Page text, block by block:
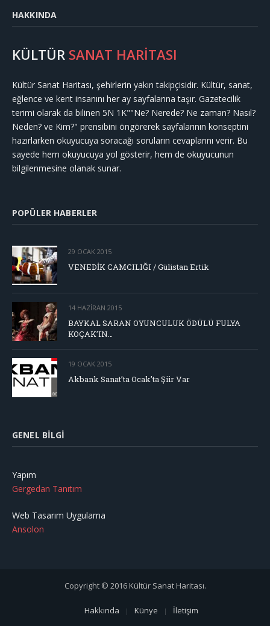
HAKKINDA
KÜLTÜR SANAT HARİTASI
Kültür Sanat Haritası, şehirlerin yakın takipçisidir. Kültür, sanat,
eğlence ve kent insanını her ay sayfalarına taşır. Gazetecilik
terimi olarak da bilinen 5N 1K""Ne? Nerede? Ne zaman? Nasıl?
Neden? ve Kim?" prensibini öngörerek sayfalarının konseptini
hazırlarken okuyucuya soracağı soruların cevaplarını verir. Bu
sayede hem okuyucuya yol gösterir, hem de okuyucunun
bilgilenmesine olanak sunar.
POPÜLER HABERLER
29 OCAK 2015
VENEDİK CAMCILIĞI / Gülistan Ertik
14 HAZIRAN 2015
BAYKAL SARAN OYUNCULUK ÖDÜLÜ FULYA
KOÇAK’IN…
19 OCAK 2015
Akbank Sanat’ta Ocak’ta Şiir Var
GENEL BILGI
Yapım
Gergedan Tanıtım
Web Tasarım Uygulama
Ansolon
Copyright © 2016 Kültür Sanat Haritası.
Hakkında Künye İletişim